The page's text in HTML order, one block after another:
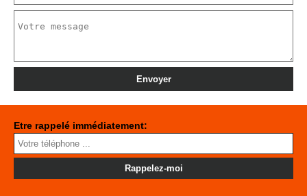
Etre rappelé immédiatement: